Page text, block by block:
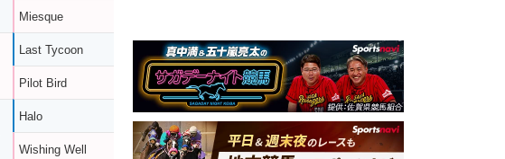
Miesque
Last Tycoon
Pilot Bird
Halo
Wishing Well